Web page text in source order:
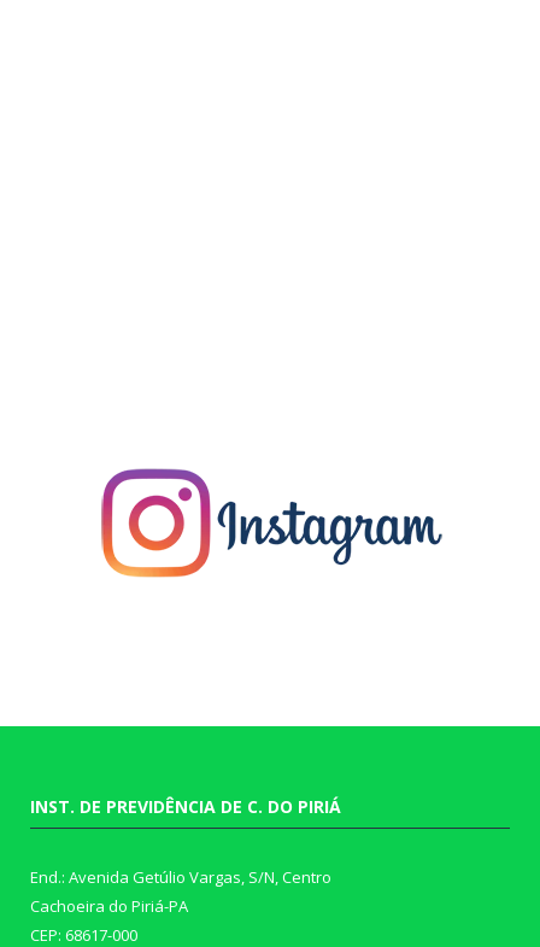
INST. DE PREVIDÊNCIA DE C. DO PIRIÁ
End.: Avenida Getúlio Vargas, S/N, Centro
Cachoeira do Piriá-PA
CEP: 68617-000